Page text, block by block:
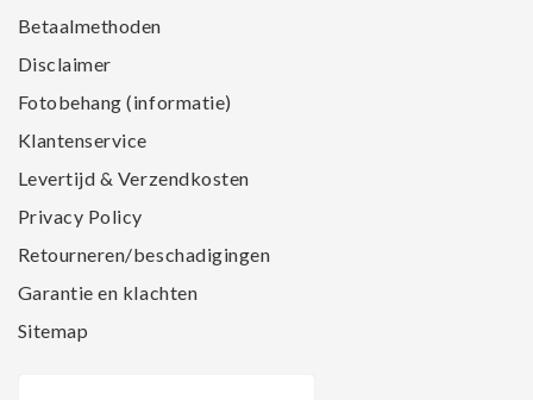
Betaalmethoden
Disclaimer
Fotobehang (informatie)
Klantenservice
Levertijd & Verzendkosten
Privacy Policy
Retourneren/beschadigingen
Garantie en klachten
Sitemap